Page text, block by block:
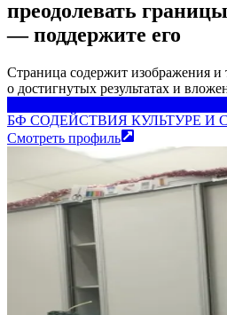
преодолевать
— поддержите его
Страница содержит изображения
о достигнутых результатах и
БФ СОДЕЙСТВИЯ КУЛЬТУРЕ И
Смотреть профиль